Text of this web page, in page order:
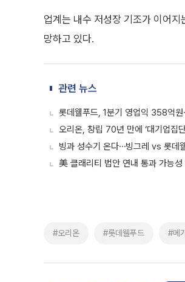
업계는 내수 저성장 기조가 이어
망하고 있다.
관련 뉴스
롯데웰푸드, 1분기 영업익 358억
오리온, 창립 70년 만에 ‘대기업집
빙과 성수기 온다⋯빙그레 vs 롯데
美 클래리티 법안 연내 통과 가능
#오리온 #롯데웰푸드 #메